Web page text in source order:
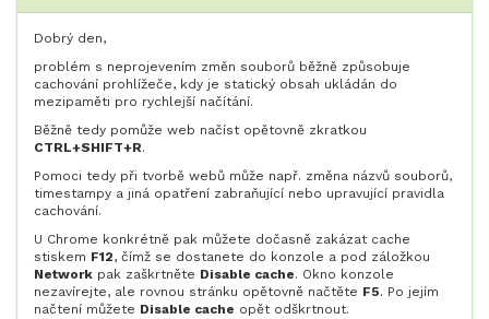
Dobrý den,
problém s neprojevením změn souborů běžně způsobuje
cachování prohlížeče, kdy je statický obsah ukládán do
mezipaměti pro rychlejší načítání.
Běžně tedy pomůže web načíst opětovně zkratkou
CTRL+SHIFT+R.
Pomoci tedy při tvorbě webů může např. změna názvů souborů,
timestampy a jiná opatření zabraňující nebo upravující pravidla
cachování.
U Chrome konkrétně pak můžete dočasně zakázat cache
stiskem F12, čímž se dostanete do konzole a pod záložkou
Network pak zaškrtněte Disable cache. Okno konzole
nezavírejte, ale rovnou stránku opětovně načtěte F5. Po jejím
načtení můžete Disable cache opět odškrtnout.